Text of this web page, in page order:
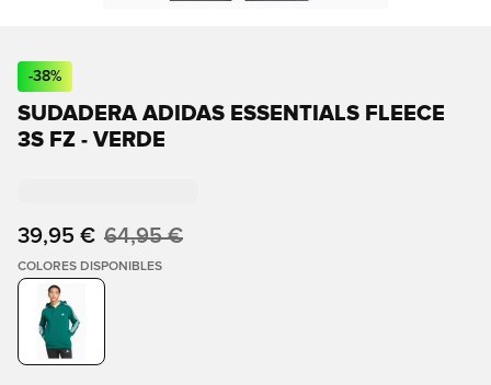
-38%
SUDADERA ADIDAS ESSENTIALS FLEECE
3S FZ - VERDE
39,95 € 64,95 €
COLORES DISPONIBLES